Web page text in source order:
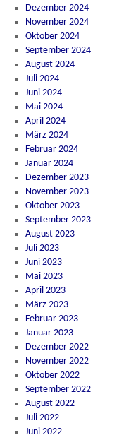
Dezember 2024
November 2024
Oktober 2024
September 2024
August 2024
Juli 2024
Juni 2024
Mai 2024
April 2024
März 2024
Februar 2024
Januar 2024
Dezember 2023
November 2023
Oktober 2023
September 2023
August 2023
Juli 2023
Juni 2023
Mai 2023
April 2023
März 2023
Februar 2023
Januar 2023
Dezember 2022
November 2022
Oktober 2022
September 2022
August 2022
Juli 2022
Juni 2022